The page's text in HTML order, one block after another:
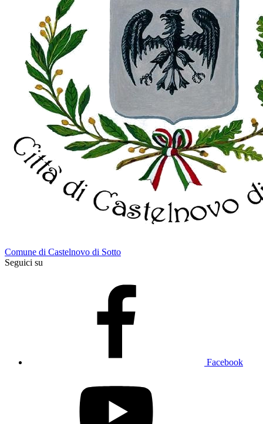
Comune di Castelnovo di Sotto
Seguici su
Facebook